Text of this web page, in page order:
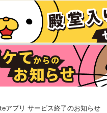
アプリ サービス終了のお知らせ